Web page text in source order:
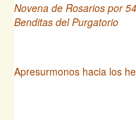
Novena de Rosarios por
Benditas del Purgatorio
Apresurmonos hacia los